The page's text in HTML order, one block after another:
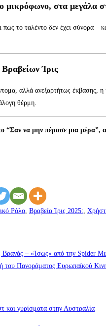
μικρόφωνο, στα μεγάλα
το ταλέντο δεν έχει σύνορα –
Ίρις
αλλά ανεξαρτήτως
θέρμη.
να μην πέρασε μια μέρα”,
Ρόλο Βραβεία Ίρις 2025:
– «Ίσως» από την Spider
του Πανοράματος Ευρωπαϊκού